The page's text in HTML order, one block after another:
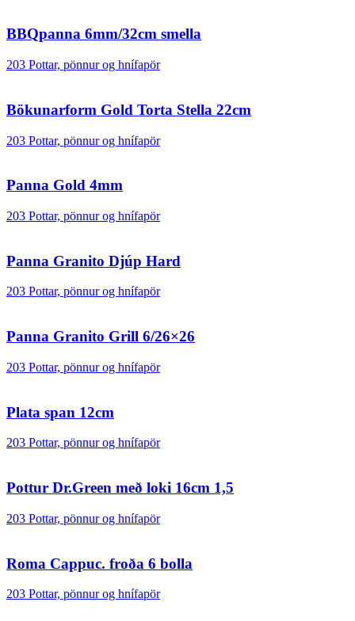
BBQpanna 6mm/32cm smella
203 Pottar, pönnur og hnífapör
Bökunarform Gold Torta Stella 22cm
203 Pottar, pönnur og hnífapör
Panna Gold 4mm
203 Pottar, pönnur og hnífapör
Panna Granito Djúp Hard
203 Pottar, pönnur og hnífapör
Panna Granito Grill 6/26×26
203 Pottar, pönnur og hnífapör
Plata span 12cm
203 Pottar, pönnur og hnífapör
Pottur Dr.Green með loki 16cm 1,5
203 Pottar, pönnur og hnífapör
Roma Cappuc. froða 6 bolla
203 Pottar, pönnur og hnífapör